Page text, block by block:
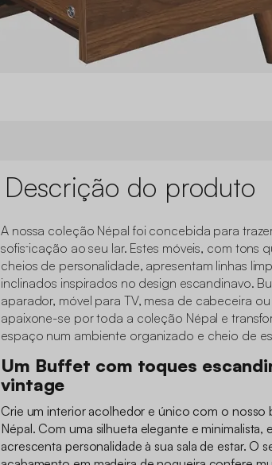
Descrição do produto
A nossa coleção Népal foi concebida para
sofisticação ao seu lar. Estes móveis, com tons
cheios de personalidade, apresentam linhas
inclinados inspirados no design escandinavo.
aparador, móvel para TV, mesa de cabeceira
apaixone-se por toda a coleção Népal e
espaço num ambiente organizado e cheio de
Um Buffet com toques
vintage
Crie um interior acolhedor e único com o nosso
Népal. Com uma silhueta elegante e minimalista,
acrescenta personalidade à sua sala de estar. O